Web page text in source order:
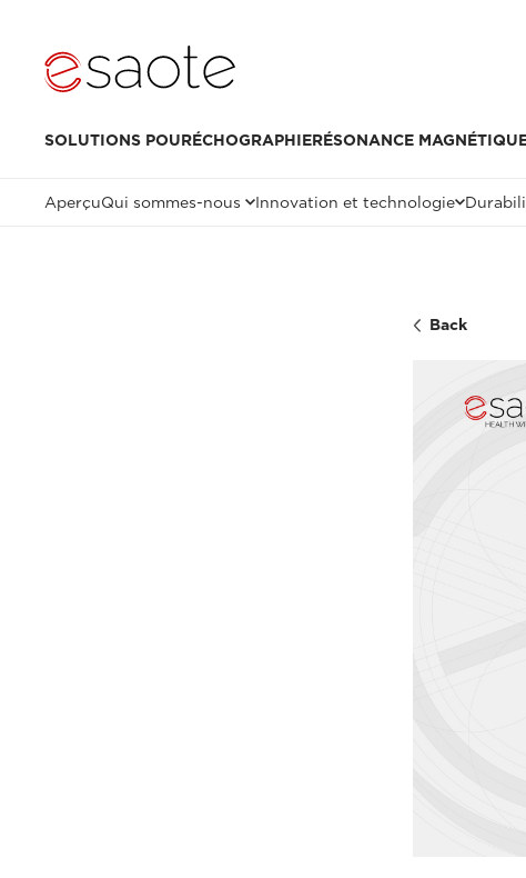
SOLUTIONS POURÉCHOGRAPHIERÉSONANCE
AperçuQui sommes-nous Innovation et technologie
Back